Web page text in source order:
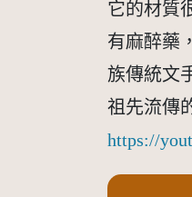
它的材質
有麻醉藥
族傳統文
祖先流傳
https://